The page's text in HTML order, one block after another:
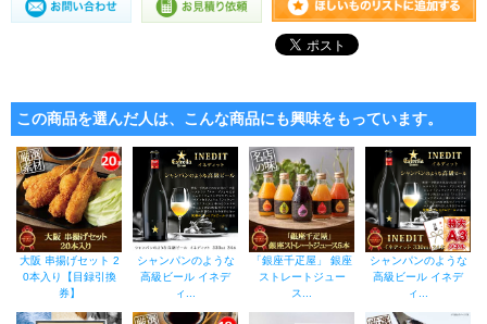
この商品を選んだ人は、こんな商品にも興味をもっています。
大阪 串揚げセット 2
0本入り【目録引換
券】
シャンパンのような
高級ビール イネデ
ィ...
「銀座千疋屋」 銀座
ストレートジュー
ス...
シャンパンのような
高級ビール イネデ
ィ...